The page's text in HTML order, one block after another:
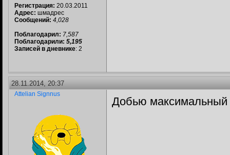
Регистрация: 20.03.2011
Адрес: шмадрес
Сообщений: 4,028
Поблагодарил: 7,587
Поблагодарили: 5,195
Записей в дневнике: 2
28.11.2014, 20:37
Attelian Signnus
Добью